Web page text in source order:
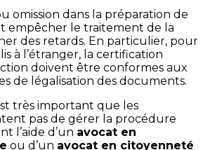
omission dans la préparation de
empêcher le traitement de la
des retards. En particulier, pour
à l’étranger, la certification
doivent être conformes aux
de légalisation des documents.
très important que les
pas de gérer la procédure
l’aide d’un avocat en
ou d’un avocat en citoyenneté